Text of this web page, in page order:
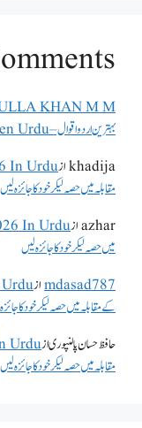
KHAN M M
بہترین اردو اقوال – Aqwal e Zareen Urdu
khadijaاز
مقابلہ میں حصہ لیکر خود کا جائزہ لیں
azharاز
میں حصہ لیکر خود کا جائزہ لیں
mdasad787از
کے مقابلہ میں حصہ لیکر خود کا
حافظ حسان پالنپوریاز
مقابلہ میں حصہ لیکر خود کا جائزہ لیں